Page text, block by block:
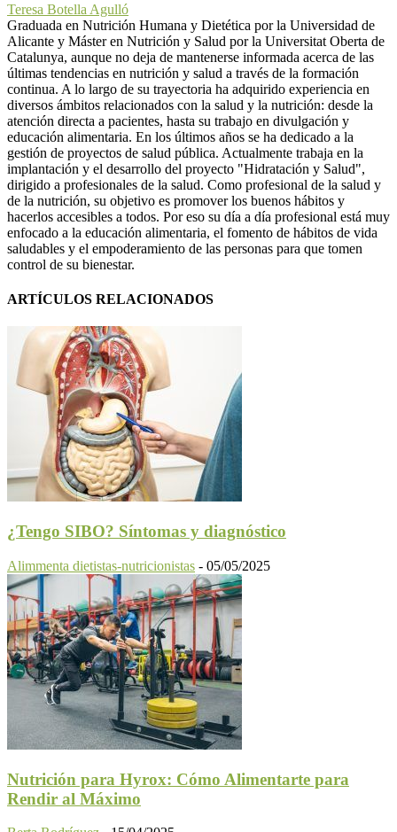
Teresa Botella Agulló
Graduada en Nutrición Humana y Dietética por la Universidad de
Alicante y Máster en Nutrición y Salud por la Universitat Oberta de
Catalunya, aunque no deja de mantenerse informada acerca de las
últimas tendencias en nutrición y salud a través de la formación
continua. A lo largo de su trayectoria ha adquirido experiencia en
diversos ámbitos relacionados con la salud y la nutrición: desde la
atención directa a pacientes, hasta su trabajo en divulgación y
educación alimentaria. En los últimos años se ha dedicado a la
gestión de proyectos de salud pública. Actualmente trabaja en la
implantación y el desarrollo del proyecto "Hidratación y Salud",
dirigido a profesionales de la salud. Como profesional de la salud y
de la nutrición, su objetivo es promover los buenos hábitos y
hacerlos accesibles a todos. Por eso su día a día profesional está muy
enfocado a la educación alimentaria, el fomento de hábitos de vida
saludables y el empoderamiento de las personas para que tomen
control de su bienestar.
ARTÍCULOS RELACIONADOS
¿Tengo SIBO? Síntomas y diagnóstico
Alimmenta dietistas-nutricionistas - 05/05/2025
Nutrición para Hyrox: Cómo Alimentarte para
Rendir al Máximo